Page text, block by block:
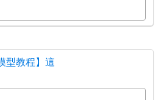
型教程】這